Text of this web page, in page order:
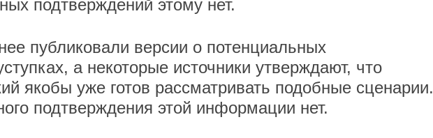
подтверждений этому нет.
публиковали версии о потенциальных
а некоторые источники утверждают, что
якобы уже готов рассматривать подобные сценарии.
подтверждения этой информации нет.